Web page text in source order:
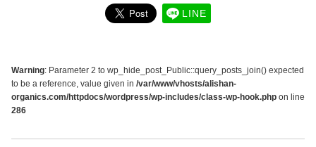
LINE
Warning: Parameter 2 to wp_hide_post_Public::query_posts_join() expected
to be a reference, value given in /var/www/vhosts/alishan-
organics.com/httpdocs/wordpress/wp-includes/class-wp-hook.php on line
286